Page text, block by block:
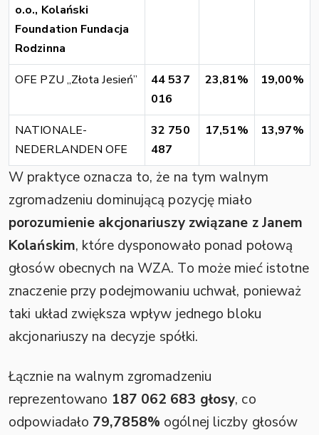
o.o., Kolański
Foundation Fundacja
Rodzinna
OFE PZU „Złota Jesień”
44 537
016
23,81% 19,00%
NATIONALE-
NEDERLANDEN OFE
32 750
487
17,51% 13,97%
W praktyce oznacza to, że na tym walnym
zgromadzeniu dominującą pozycję miało
porozumienie akcjonariuszy związane z Janem
Kolańskim, które dysponowało ponad połową
głosów obecnych na WZA. To może mieć istotne
znaczenie przy podejmowaniu uchwał, ponieważ
taki układ zwiększa wpływ jednego bloku
akcjonariuszy na decyzje spółki.
Łącznie na walnym zgromadzeniu
reprezentowano 187 062 683 głosy, co
odpowiadało 79,7858% ogólnej liczby głosów